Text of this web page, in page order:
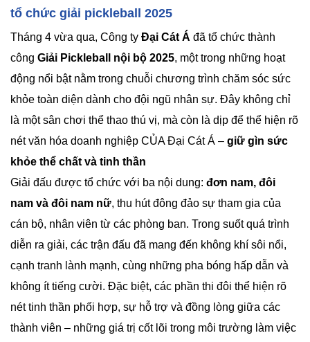
tổ chức giải pickleball 2025
Tháng 4 vừa qua, Công ty Đại Cát Á đã tổ chức thành
công Giải Pickleball nội bộ 2025, một trong những hoạt
động nổi bật nằm trong chuỗi chương trình chăm sóc sức
khỏe toàn diện dành cho đội ngũ nhân sự. Đây không chỉ
là một sân chơi thể thao thú vị, mà còn là dịp để thể hiện rõ
nét văn hóa doanh nghiệp CỦA Đại Cát Á – giữ gìn sức
khỏe thể chất và tinh thần
Giải đấu được tổ chức với ba nội dung: đơn nam, đôi
nam và đôi nam nữ, thu hút đông đảo sự tham gia của
cán bộ, nhân viên từ các phòng ban. Trong suốt quá trình
diễn ra giải, các trận đấu đã mang đến không khí sôi nổi,
cạnh tranh lành mạnh, cùng những pha bóng hấp dẫn và
không ít tiếng cười. Đặc biệt, các phần thi đôi thể hiện rõ
nét tinh thần phối hợp, sự hỗ trợ và đồng lòng giữa các
thành viên – những giá trị cốt lõi trong môi trường làm việc